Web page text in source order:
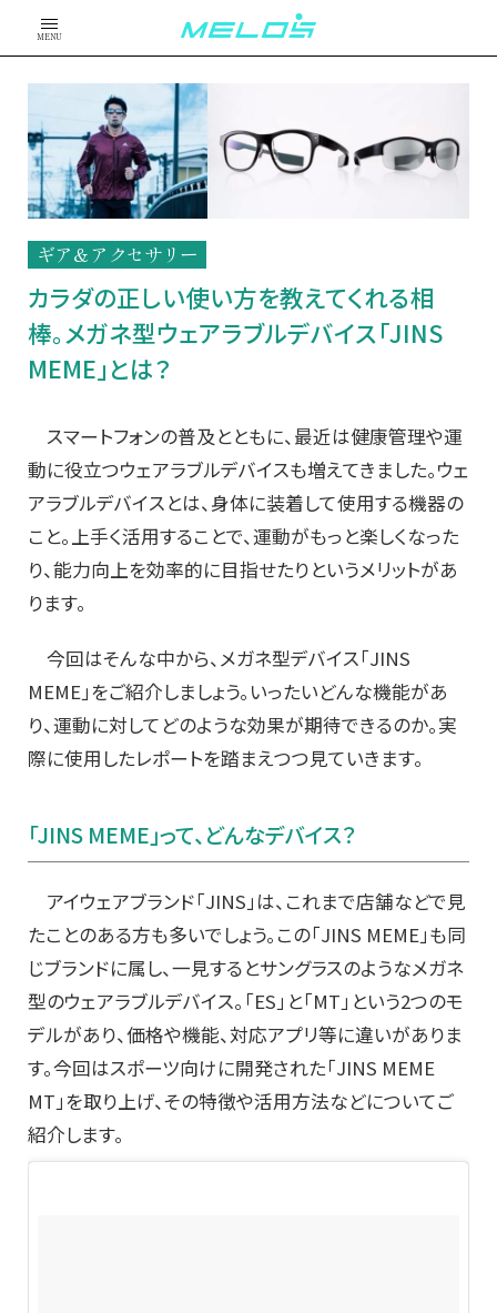
MENU
ギア＆アクセサリー
カラダの正しい使い方を教えてくれる相
棒。メガネ型ウェアラブルデバイス「JINS
MEME」とは？
スマートフォンの普及とともに、最近は健康管理や運
動に役立つウェアラブルデバイスも増えてきました。ウェ
アラブルデバイスとは、身体に装着して使用する機器の
こと。上手く活用することで、運動がもっと楽しくなった
り、能力向上を効率的に目指せたりというメリットがあ
ります。
今回はそんな中から、メガネ型デバイス「JINS
MEME」をご紹介しましょう。いったいどんな機能があ
り、運動に対してどのような効果が期待できるのか。実
際に使用したレポートを踏まえつつ見ていきます。
「JINS MEME」って、どんなデバイス？
アイウェアブランド「JINS」は、これまで店舗などで見
たことのある方も多いでしょう。この「JINS MEME」も同
じブランドに属し、一見するとサングラスのようなメガネ
型のウェアラブルデバイス。「ES」と「MT」という2つのモ
デルがあり、価格や機能、対応アプリ等に違いがありま
す。今回はスポーツ向けに開発された「JINS MEME
MT」を取り上げ、その特徴や活用方法などについてご
紹介します。